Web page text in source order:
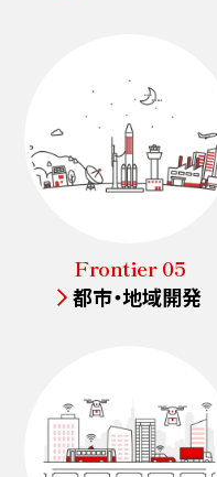
Frontier 05
都市・地域開発